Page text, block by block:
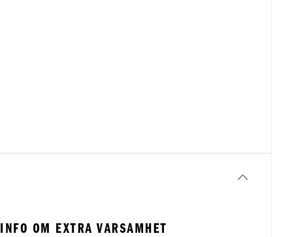
INFO OM EXTRA VARSAMHET